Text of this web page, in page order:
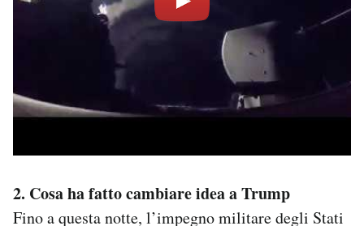
2. Cosa ha fatto cambiare idea a Trump
Fino a questa notte, l’impegno militare degli Stati